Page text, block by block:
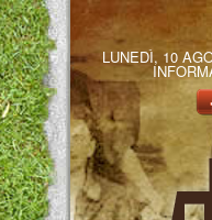
LUNEDÌ, 10